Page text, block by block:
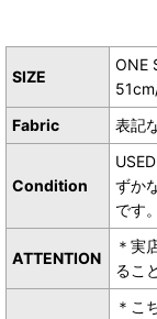
SIZE
ONE
Fabric
表記
Condition
ずか
です
ATTENTION
＊実
るこ
＊こ